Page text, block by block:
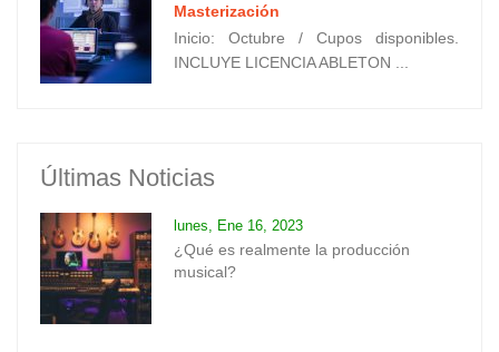
Masterización
Inicio: Octubre / Cupos disponibles.
INCLUYE LICENCIA ABLETON ...
Últimas Noticias
lunes, Ene 16, 2023
¿Qué es realmente la producción
musical?